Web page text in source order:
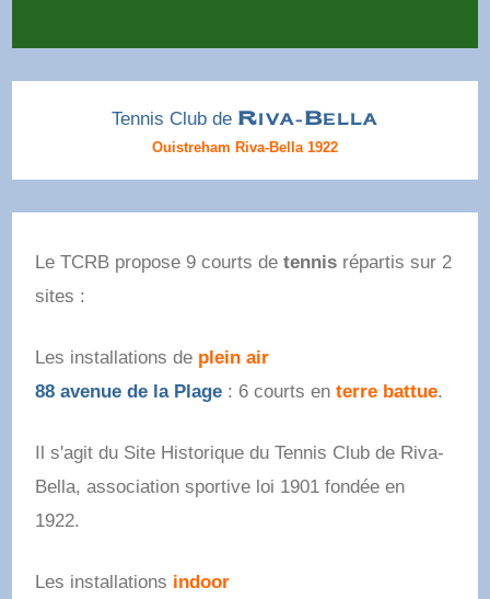
Tennis Club de R IVA- B ELLA
Ouistreham Riva-Bella 1922
Le TCRB propose 9 courts detennis répartis sur 2
sites :
Les installations de plein air
88 avenue de la Plage : 6 courts enterre battue.
Il s'agit du Site Historique du Tennis Club de Riva-
Bella, association sportive loi 1901 fondée en
1922.
Les installations indoor